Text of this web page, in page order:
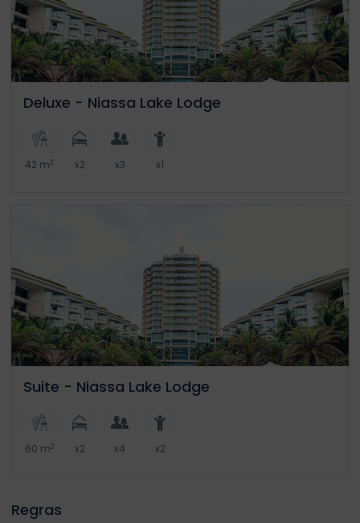
Deluxe - Niassa Lake Lodge
42 m2 x2 x3 x1
Suite - Niassa Lake Lodge
60 m2 x2 x4 x2
Regras